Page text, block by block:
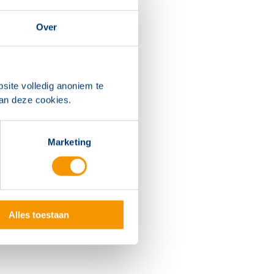
Over
volledig anoniem te
deze cookies.
Marketing
Alles toestaan